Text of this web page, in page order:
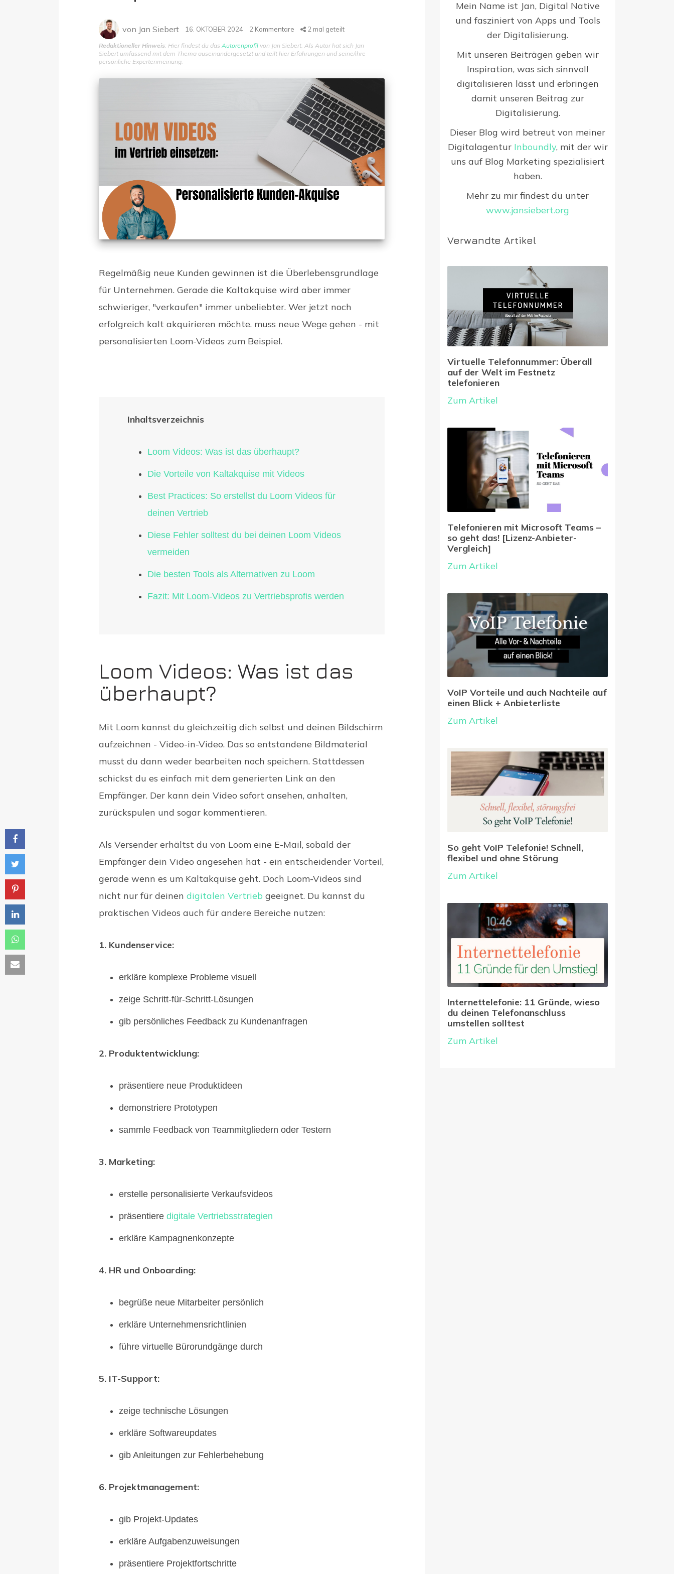
von Jan Siebert 16. OKTOBER 2024 2 Kommentare 2 mal geteilt
Redaktioneller Hinweis: Hier findest du das Autorenprofil von Jan Siebert. Als Autor hat sich Jan
Siebert umfassend mit dem Thema auseinandergesetzt und teilt hier Erfahrungen und seine/ihre
persönliche Expertenmeinung.
Regelmäßig neue Kunden gewinnen ist die Überlebensgrundlage
für Unternehmen. Gerade die Kaltakquise wird aber immer
schwieriger, "verkaufen" immer unbeliebter. Wer jetzt noch
erfolgreich kalt akquirieren möchte, muss neue Wege gehen - mit
personalisierten Loom-Videos zum Beispiel.
Inhaltsverzeichnis
Loom Videos: Was ist das überhaupt?
Die Vorteile von Kaltakquise mit Videos
Best Practices: So erstellst du Loom Videos für
deinen Vertrieb
Diese Fehler solltest du bei deinen Loom Videos
vermeiden
Die besten Tools als Alternativen zu Loom
Fazit: Mit Loom-Videos zu Vertriebsprofis werden
Loom Videos: Was ist das
überhaupt?
Mit Loom kannst du gleichzeitig dich selbst und deinen Bildschirm
aufzeichnen - Video-in-Video. Das so entstandene Bildmaterial
musst du dann weder bearbeiten noch speichern. Stattdessen
schickst du es einfach mit dem generierten Link an den
Empfänger. Der kann dein Video sofort ansehen, anhalten,
zurückspulen und sogar kommentieren.
Als Versender erhältst du von Loom eine E-Mail, sobald der
Empfänger dein Video angesehen hat - ein entscheidender Vorteil,
gerade wenn es um Kaltakquise geht. Doch Loom-Videos sind
nicht nur für deinen digitalen Vertrieb geeignet. Du kannst du
praktischen Videos auch für andere Bereiche nutzen:
1. Kundenservice:
erkläre komplexe Probleme visuell
zeige Schritt-für-Schritt-Lösungen
gib persönliches Feedback zu Kundenanfragen
2. Produktentwicklung:
präsentiere neue Produktideen
demonstriere Prototypen
sammle Feedback von Teammitgliedern oder Testern
3. Marketing:
erstelle personalisierte Verkaufsvideos
präsentiere digitale Vertriebsstrategien
erkläre Kampagnenkonzepte
4. HR und Onboarding:
begrüße neue Mitarbeiter persönlich
erkläre Unternehmensrichtlinien
führe virtuelle Bürorundgänge durch
5. IT-Support:
zeige technische Lösungen
erkläre Softwareupdates
gib Anleitungen zur Fehlerbehebung
6. Projektmanagement:
gib Projekt-Updates
erkläre Aufgabenzuweisungen
präsentiere Projektfortschritte
Mein Name ist Jan, Digital Native
und fasziniert von Apps und Tools
der Digitalisierung.
Mit unseren Beiträgen geben wir
Inspiration, was sich sinnvoll
digitalisieren lässt und erbringen
damit unseren Beitrag zur
Digitalisierung.
Dieser Blog wird betreut von meiner
Digitalagentur Inboundly, mit der wir
uns auf Blog Marketing spezialisiert
haben.
Mehr zu mir findest du unter
www.jansiebert.org
Verwandte Artikel
Virtuelle Telefonnummer: Überall
auf der Welt im Festnetz
telefonieren
Zum Artikel
Telefonieren mit Microsoft Teams –
so geht das! [Lizenz-Anbieter-
Vergleich]
Zum Artikel
VoIP Vorteile und auch Nachteile auf
einen Blick + Anbieterliste
Zum Artikel
So geht VoIP Telefonie! Schnell,
flexibel und ohne Störung
Zum Artikel
Internettelefonie: 11 Gründe, wieso
du deinen Telefonanschluss
umstellen solltest
Zum Artikel